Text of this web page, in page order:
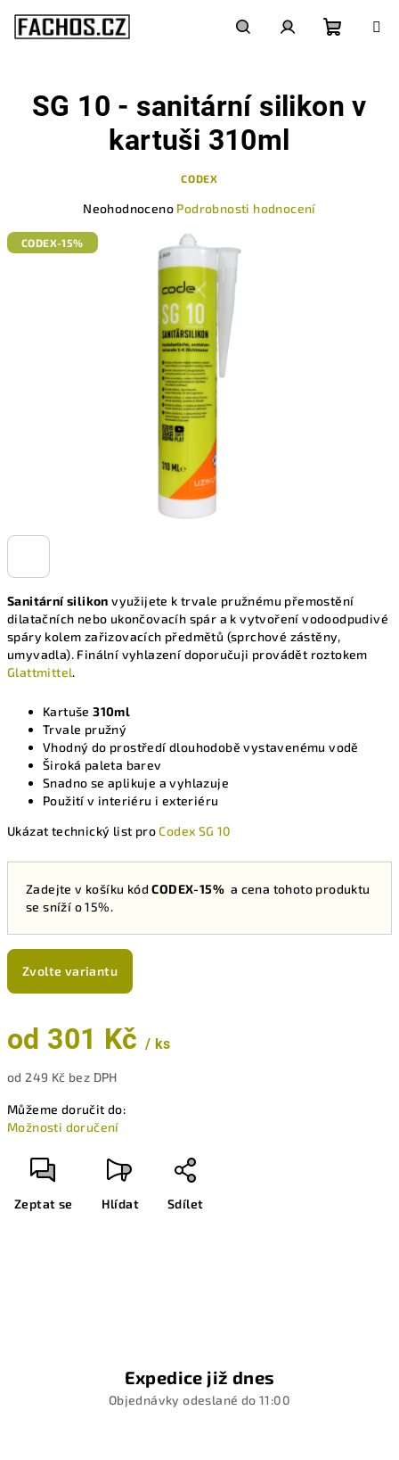
obsah
košík
Sanitární silikon využijete k trvale pružnému přemostění
dilatačních nebo ukončovacíh spár a k vytvoření vodoodpudivé
spáry kolem zařizovacích předmětů (sprchové zástěny,
umyvadla). Finální vyhlazení doporučuji provádět roztokem
Glattmittel.
Kartuše310ml
Trvale pružný
Vhodný do prostředí dlouhodobě vystavenému vodě
Široká paleta barev
Snadno se aplikuje a vyhlazuje
Použití v interiéru i exteriéru
Ukázat technický list proCodex SG 10
Zadejte v košíku kódCODEX-15% a cena tohoto produktu
se sníží o 15%.
Zvolte variantu
od 301 Kč / ks
od 249 Kč bez DPH
cena:
Můžeme doručit do:
Možnosti doručení
Zeptat se Hlídat Sdílet
SG 10 - sanitární silikon v
kartuši 310ml
CODEX
produktu
Neohodnoceno Podrobnosti hodnocení
CODEX-15%
Expedice již dnes
Objednávky odeslané do 11:00